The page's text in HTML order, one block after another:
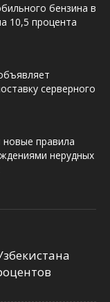
бензина в
10,5 процента
серверного
новые правила
нерудных